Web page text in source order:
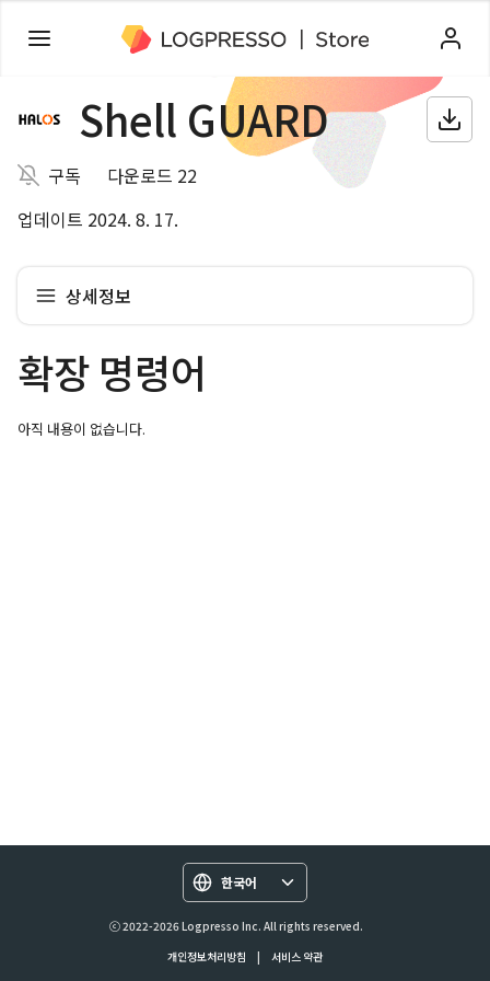
Shell GUARD
구독
다운로드 22
업데이트 2024. 8. 17.
상세정보
확장 명령어
아직 내용이 없습니다.
한국어
ⓒ 2022-2026 Logpresso Inc. All rights reserved.
개인정보처리방침
| 서비스 약관